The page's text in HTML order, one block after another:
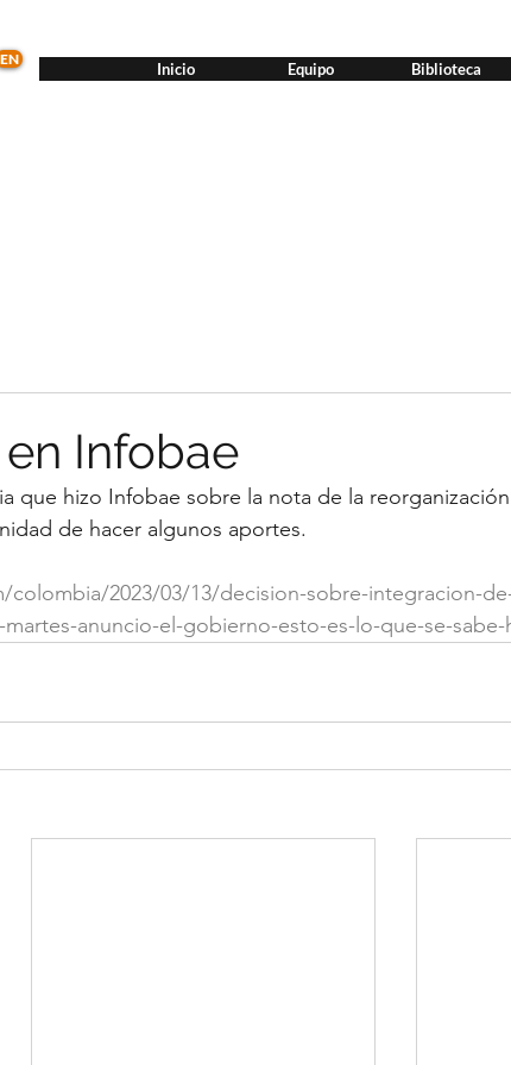
EN
Inicio Equipo Biblioteca
Infobae
que hizo Infobae sobre la nota de la
de hacer algunos aportes.
2023/03/13/decision-sobre-integracion-
martes-anuncio-el-gobierno-esto-es-lo-que-se-